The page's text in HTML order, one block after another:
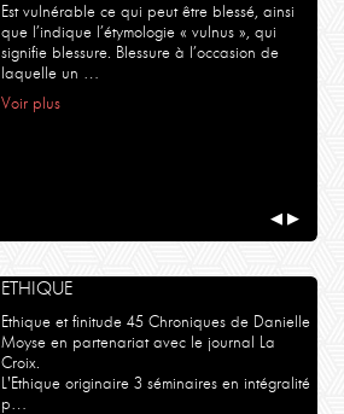
Est vulnérable ce qui peut être blessé, ainsi
que l’indique l’étymologie « vulnus », qui
signifie blessure. Blessure à l’occasion de
laquelle un …
Voir plus
◀ ▶
ETHIQUE
Ethique et finitude 45 Chroniques de Danielle
Moyse en partenariat avec le journal La
Croix.
L'Ethique originaire 3 séminaires en intégralité
p…